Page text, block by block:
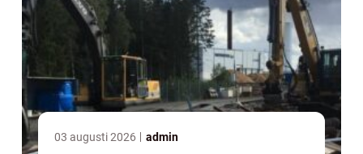
03 augusti 2026 admin